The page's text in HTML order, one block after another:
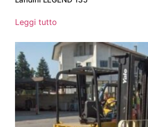
Leggi tutto